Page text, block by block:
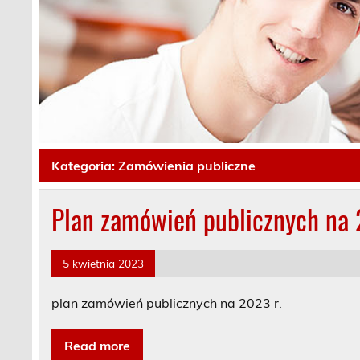
Kategoria:Zamówienia publiczne
Plan zamówień publicznych
5 kwietnia 2023
plan zamówień publicznych na 2023 r.
Read more